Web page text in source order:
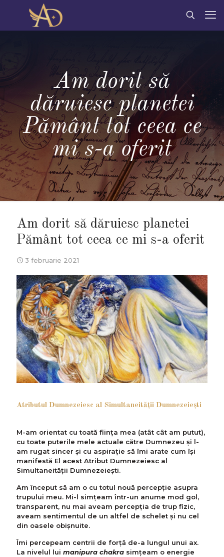
Am dorit să
dăruiesc planetei
Pământ tot ceea ce
mi s-a oferit
Am dorit să dăruiesc planetei
Pământ tot ceea ce mi s-a oferit
3 februarie 2021
Atributul Dumnezeiesc al Simultaneităţii Dumnezeieşti
M-am orientat cu toată fiinţa mea (atât cât am putut),
cu toate puterile mele actuale către Dumnezeu şi l-
am rugat sincer şi cu aspiraţie să îmi arate cum îşi
manifestă El acest Atribut Dumnezeiesc al
Simultaneităţii Dumnezeieşti.
Am început să am o cu totul nouă percepţie asupra
trupului meu. Mi-l simţeam într-un anume mod gol,
transparent, nu mai aveam percepţia de trup fizic,
aveam sentimentul de un altfel de schelet şi nu cel
din oasele obişnuite.
Îmi percepeam centrii de forţă de-a lungul unui ax.
La nivelul lui manipura chakra simţeam o energie